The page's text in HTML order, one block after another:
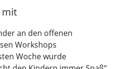
mit
an den offenen
Workshops
Woche wurde